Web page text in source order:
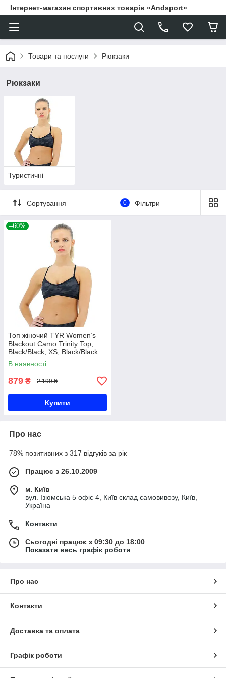
Інтернет-магазин спортивних товарів «Andsport»
Товари та послуги Рюкзаки
Рюкзаки
Туристичні
Сортування 0 Фільтри
–60%
Топ жіночий TYR Women’s
Blackout Camo Trinity Top,
Black/Black, XS, Black/Black
В наявності
879 ₴ 2 199 ₴
Купити
Про нас
78% позитивних з 317 відгуків за рік
Працює з 26.10.2009
м. Київ
вул. Ізюмська 5 офіс 4, Київ склад самовивозу, Київ,
Україна
Контакти
Сьогодні працює з 09:30 до 18:00
Показати весь графік роботи
Про нас
Контакти
Доставка та оплата
Графік роботи